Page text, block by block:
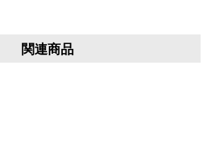
関連商品